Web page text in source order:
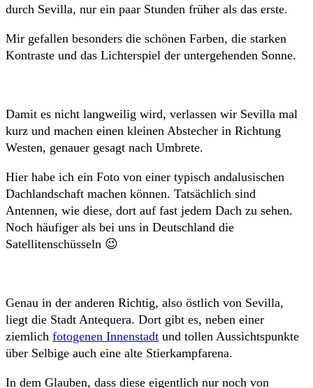
durch Sevilla, nur ein paar Stunden früher als das erste.
Mir gefallen besonders die schönen Farben, die starken
Kontraste und das Lichterspiel der untergehenden Sonne.
Damit es nicht langweilig wird, verlassen wir Sevilla mal
kurz und machen einen kleinen Abstecher in Richtung
Westen, genauer gesagt nach Umbrete.
Hier habe ich ein Foto von einer typisch andalusischen
Dachlandschaft machen können. Tatsächlich sind
Antennen, wie diese, dort auf fast jedem Dach zu sehen.
Noch häufiger als bei uns in Deutschland die
Satellitenschüsseln 😉
Genau in der anderen Richtig, also östlich von Sevilla,
liegt die Stadt Antequera. Dort gibt es, neben einer
ziemlich fotogenen Innenstadt und tollen Aussichtspunkte
über Selbige auch eine alte Stierkampfarena.
In dem Glauben, dass diese eigentlich nur noch von